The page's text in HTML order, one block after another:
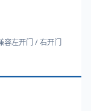
容左开门 / 右开门